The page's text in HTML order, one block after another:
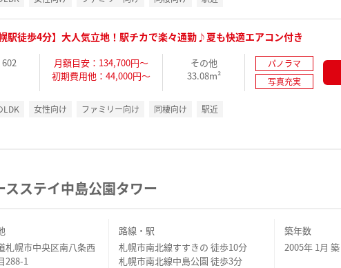
幌駅徒歩4分】大人気立地！駅チカで楽々通勤♪夏も快適エアコン付き
602
月額目安：134,700円～
初期費用他：44,000円～
その他
33.08m²
パノラマ
写真充実
LDK 女性向け ファミリー向け 同棲向け 駅近
スステイ中島公園タワー
札幌市中央区南八条西
288-1
路線・駅
札幌市南北線すすきの 徒歩10分
札幌市南北線中島公園 徒歩3分
築年数
2005年 1月 築